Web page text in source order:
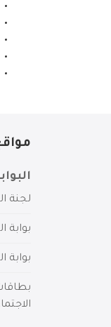
لجنة
بوابة
بوابة